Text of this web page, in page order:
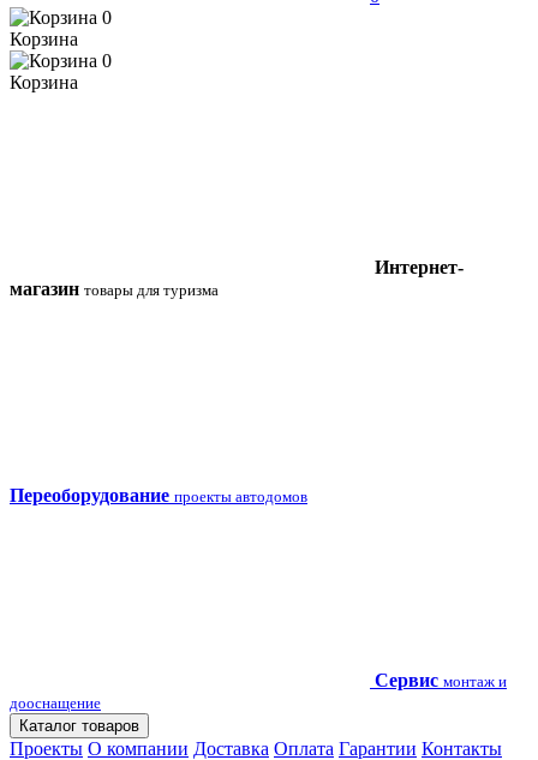
0
Корзина
0
Корзина
Интернет-
магазин товары для туризма
Переоборудование проекты автодомов
Сервис монтаж и
дооснащение
Каталог товаров
Проекты О компании Доставка Оплата Гарантии Контакты